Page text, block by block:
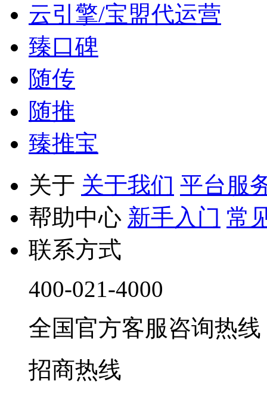
云引擎/宝盟代运营
臻口碑
随传
随推
臻推宝
关于 关于我们 平台服
帮助中心 新手入门 常
联系方式
400-021-4000
全国官方客服咨询热线
招商热线